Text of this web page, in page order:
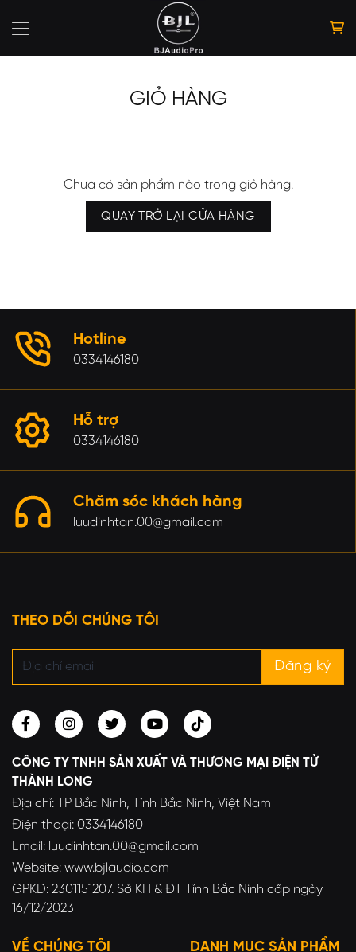
qua
GIỎ HÀNG
Chưa có sản phẩm nào trong giỏ hàng.
QUAY TRỞ LẠI CỬA HÀNG
Hotline
0334146180
Hỗ trợ
0334146180
Chăm sóc khách hàng
luudinhtan.00@gmail.com
THEO DÕI CHÚNG TÔI
CÔNG TY TNHH SẢN XUẤT VÀ THƯƠNG MẠI ĐIỆN TỬ
THÀNH LONG
Địa chỉ: TP Bắc Ninh, Tỉnh Bắc Ninh, Việt Nam
Điện thoại: 0334146180
Email: luudinhtan.00@gmail.com
Website: www.bjlaudio.com
GPKD: 2301151207. Sở KH & ĐT Tỉnh Bắc Ninh cấp ngày
16/12/2023
VỀ CHÚNG TÔI DANH MỤC SẢN PHẨM